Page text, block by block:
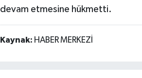
devam etmesine hükmetti.
Kaynak: HABER MERKEZİ